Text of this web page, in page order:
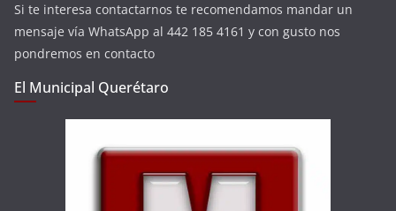
Si te interesa contactarnos te recomendamos mandar un
mensaje vía WhatsApp al 442 185 4161 y con gusto nos
pondremos en contacto
El Municipal Querétaro